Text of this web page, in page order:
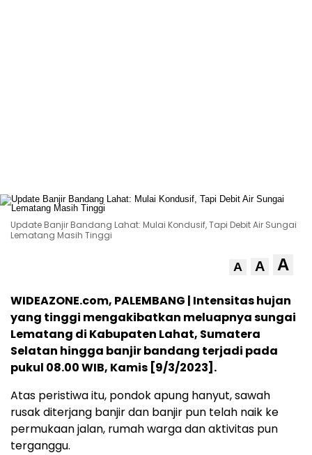
Update Banjir Bandang Lahat: Mulai Kondusif, Tapi Debit Air Sungai
Lematang Masih Tinggi
A A A
WIDEAZONE.com, PALEMBANG | Intensitas hujan
yang tinggi mengakibatkan meluapnya sungai
Lematang di Kabupaten Lahat, Sumatera
Selatan hingga banjir bandang terjadi pada
pukul 08.00 WIB, Kamis [9/3/2023].
Atas peristiwa itu, pondok apung hanyut, sawah
rusak diterjang banjir dan banjir pun telah naik ke
permukaan jalan, rumah warga dan aktivitas pun
terganggu.